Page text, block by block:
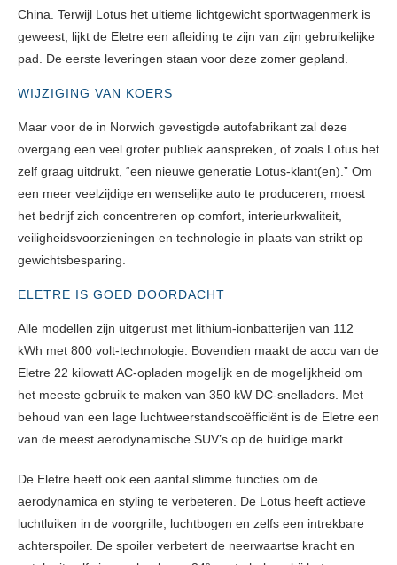
China. Terwijl Lotus het ultieme lichtgewicht sportwagenmerk is
geweest, lijkt de Eletre een afleiding te zijn van zijn gebruikelijke
pad. De eerste leveringen staan voor deze zomer gepland.
WIJZIGING VAN KOERS
Maar voor de in Norwich gevestigde autofabrikant zal deze
overgang een veel groter publiek aanspreken, of zoals Lotus het
zelf graag uitdrukt, “een nieuwe generatie Lotus-klant(en).” Om
een ​​meer veelzijdige en wenselijke auto te produceren, moest
het bedrijf zich concentreren op comfort, interieurkwaliteit,
veiligheidsvoorzieningen en technologie in plaats van strikt op
gewichtsbesparing.
ELETRE IS GOED DOORDACHT
Alle modellen zijn uitgerust met lithium-ionbatterijen van 112
kWh met 800 volt-technologie. Bovendien maakt de accu van de
Eletre 22 kilowatt AC-opladen mogelijk en de mogelijkheid om
het meeste gebruik te maken van 350 kW DC-snelladers. Met
behoud van een lage luchtweerstandscoëfficiënt is de Eletre een
van de meest aerodynamische SUV’s op de huidige markt.
De Eletre heeft ook een aantal slimme functies om de
aerodynamica en styling te verbeteren. De Lotus heeft actieve
luchtluiken in de voorgrille, luchtbogen en zelfs een intrekbare
achterspoiler. De spoiler verbetert de neerwaartse kracht en